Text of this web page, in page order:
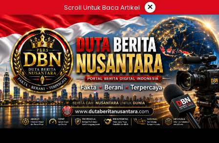
ke
konten
Scroll Untuk Baca Artikel ×